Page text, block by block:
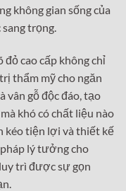
không gian sống của
trọng.
cao cấp không chỉ
thẩm mỹ cho ngăn
vân gỗ độc đáo, tạo
khó có chất liệu nào
kéo tiện lợi và thiết kế
lý tưởng cho
trì được sự gọn